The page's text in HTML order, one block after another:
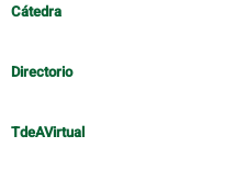
Cátedra
Directorio
TdeAVirtual